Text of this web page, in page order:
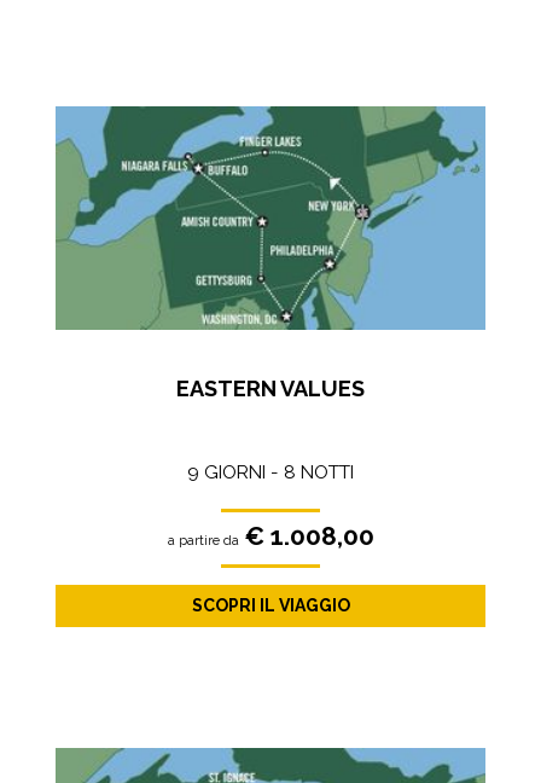
EASTERN VALUES
9 GIORNI - 8 NOTTI
a partire da € 1.008,00
SCOPRI IL VIAGGIO